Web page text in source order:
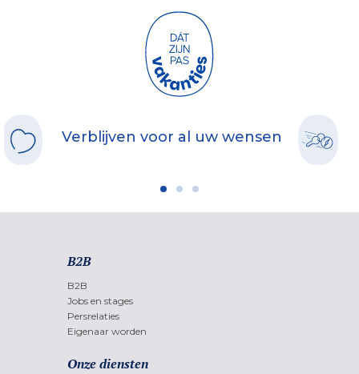
Verblijven voor al uw wensen
B2B
B2B
Jobs en stages
Persrelaties
Eigenaar worden
Onze diensten